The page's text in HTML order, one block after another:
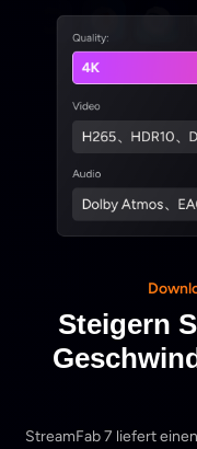
Steigern
StreamFab 7 liefert